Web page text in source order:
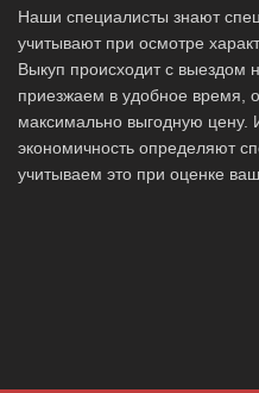
Наши специалисты знают
учитывают при осмотре
Выкуп происходит с
приезжаем в удобное время,
максимально выгодную цену.
экономичность определяют
учитываем это при оценке